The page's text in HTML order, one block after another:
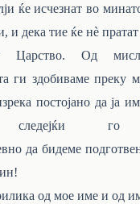
ќе исчезнат во
и дека тие ќе нѐ пратат
Царство. Од
ги здобиваме преку
постојано да ја
да бидеме
од мое име и од